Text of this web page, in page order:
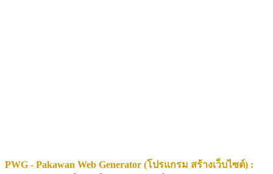
PWG - Pakawan Web Generator (โปรแกรม สร้างเว็บไซต์) :